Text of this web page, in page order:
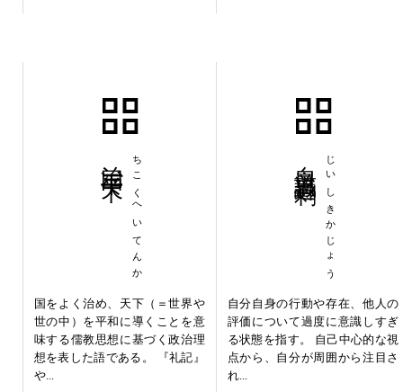
ちこくへいてんか
国をよく治め、天下（＝世界や
世の中）を平和に導くことを意
味する儒教思想に基づく政治理
想を表した語である。 『礼記』
や...
じいしきかじょう
自分自身の行動や存在、他人の
評価について過度に意識しすぎ
る状態を指す。 自己中心的な視
点から、自分が周囲から注目さ
れ...